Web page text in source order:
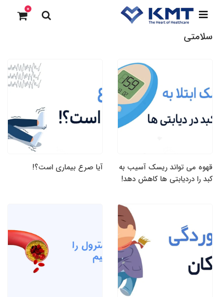
0
سلامتی
قهوه می تواند ریسک آسیب به
کبد را دردیابتی ها کاهش دهد!
آیا صرع بیماری است؟!